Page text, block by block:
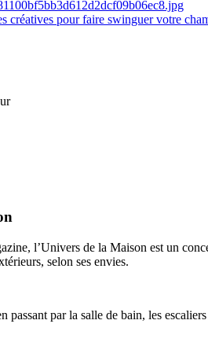
créatives pour faire swinguer votre
l’Univers de la Maison est un
selon ses envies.
passant par la salle de bain, les